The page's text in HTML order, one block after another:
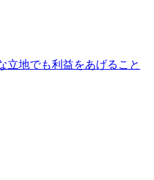
立地でも利益をあげること